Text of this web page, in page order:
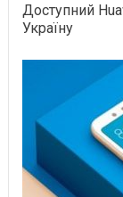
Доступний
Україну